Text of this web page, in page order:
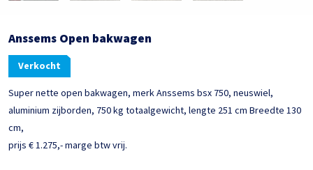
Anssems Open bakwagen
Verkocht
Super nette open bakwagen, merk Anssems bsx 750, neuswiel,
aluminium zijborden, 750 kg totaalgewicht, lengte 251 cm Breedte 130
cm,
prijs € 1.275,- marge btw vrij.